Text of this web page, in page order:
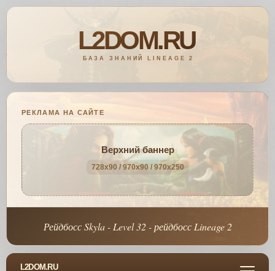
РЕКЛАМА НА САЙТЕ
Верхний баннер
728x90 / 970x90 / 970x250
Рейдбосс Skyla - Level 32 - рейдбосс Lineage 2
L2DOM.RU